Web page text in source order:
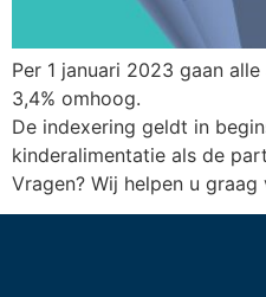
Per 1 januari 2023 gaan
3,4% omhoog.
De indexering geldt in
kinderalimentatie als de
Vragen? Wij helpen u graag